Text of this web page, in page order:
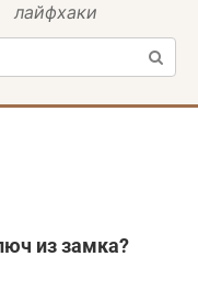
лайфхаки
из замка?